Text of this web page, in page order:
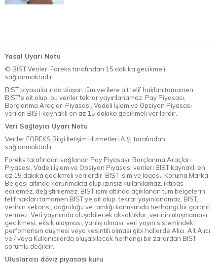
Yasal Uyarı Notu
© BİST Verileri Foreks tarafından 15 dakika gecikmeli
sağlanmaktadır.
BIST piyasalarında oluşan tüm verilere ait telif hakları tamamen
BIST'e ait olup, bu veriler tekrar yayınlanamaz. Pay Piyasası,
Borçlanma Araçları Piyasası, Vadeli İşlem ve Opsiyon Piyasası
verileri BIST kaynaklı en az 15 dakika gecikmeli verilerdir.
Veri Sağlayıcı Uyarı Notu
Veriler FOREKS Bilgi İletişim Hizmetleri A.Ş. tarafından
sağlanmaktadır.
Foreks tarafından sağlanan Pay Piyasası, Borçlanma Araçları
Piyasası, Vadeli İşlem ve Opsiyon Piyasası verileri BIST kaynaklı en
az 15 dakika gecikmeli verilerdir. BIST isim ve logosu Koruma Marka
Belgesi altında korunmakta olup izinsiz kullanılamaz, iktibas
edilemez, değiştirilemez. BIST ismi altında açıklanan tüm belgelerin
telif hakları tamamen BIST'ye ait olup, tekrar yayınlanamaz. BIST,
verinin sekansı, doğruluğu ve tamlığı konusunda herhangi bir garanti
vermez. Veri yayınında oluşabilecek aksaklıklar, verinin ulaşmaması,
gecikmesi, eksik ulaşması, yanlış olması, veri yayın sistemindeki
perfomansın düşmesi veya kesintili olması gibi hallerde Alıcı, Alt Alıcı
ve / veya Kullanıcılarda oluşabilecek herhangi bir zarardan BIST
sorumlu değildir.
Uluslarası döviz piyasası kuru